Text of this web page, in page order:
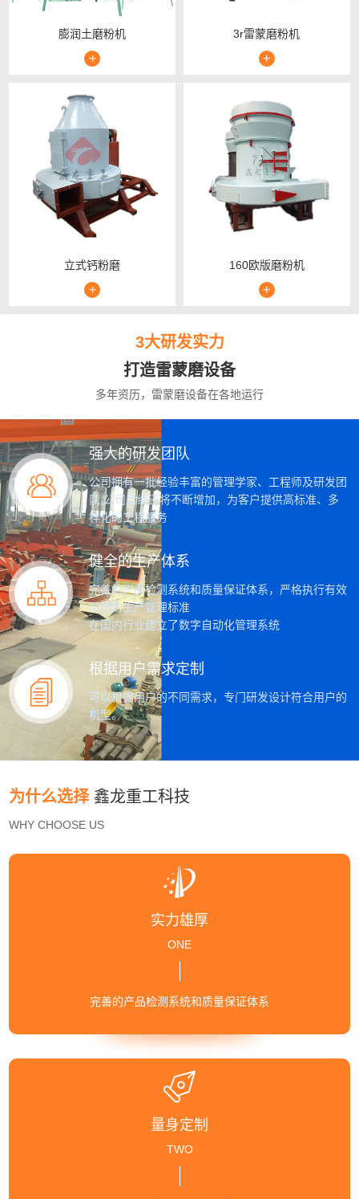
膨润土磨粉机
+
3r雷蒙磨粉机
+
立式钙粉磨
+
160欧版磨粉机
+
3大研发实力
打造雷蒙磨设备
多年资历，雷蒙磨设备在各地运行
强大的研发团队
公司拥有一批经验丰富的管理学家、工程师及研发团
队,公司后续还将不断增加，为客户提供高标准、多
样化的工程服务
健全的生产体系
完善的产品检测系统和质量保证体系，严格执行有效
可靠的生产管理标准
在国内行业建立了数字自动化管理系统
根据用户需求定制
可以根据用户的不同需求，专门研发设计符合用户的
机型。
为什么选择 鑫龙重工科技
WHY CHOOSE US
实力雄厚
ONE
完善的产品检测系统和质量保证体系
量身定制
TWO